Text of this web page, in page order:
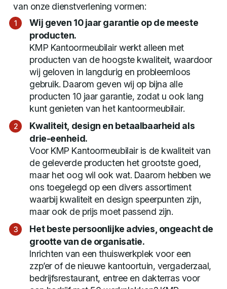
van onze dienstverlening vormen:
Wij geven 10 jaar garantie op de meeste
producten.
KMP Kantoormeubilair werkt alleen met
producten van de hoogste kwaliteit, waardoor
wij geloven in langdurig en probleemloos
gebruik. Daarom geven wij op bijna alle
producten 10 jaar garantie, zodat u ook lang
kunt genieten van het kantoormeubilair.
Kwaliteit, design en betaalbaarheid als
drie-eenheid.
Voor KMP Kantoormeubilair is de kwaliteit van
de geleverde producten het grootste goed,
maar het oog wil ook wat. Daarom hebben we
ons toegelegd op een divers assortiment
waarbij kwaliteit en design speerpunten zijn,
maar ook de prijs moet passend zijn.
Het beste persoonlijke advies, ongeacht de
grootte van de organisatie.
Inrichten van een thuiswerkplek voor een
zzp’er of de nieuwe kantoortuin, vergaderzaal,
bedrijfsrestaurant, entree en dakterras voor